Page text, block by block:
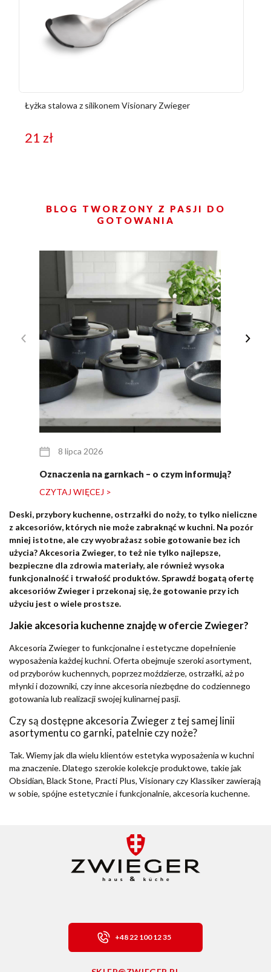
Łyżka stalowa z silikonem Visionary Zwieger
21 zł
BLOG TWORZONY Z PASJI DO
GOTOWANIA
8 lipca 2026
Oznaczenia na garnkach – o czym informują?
CZYTAJ WIĘCEJ >
Deski, przybory kuchenne, ostrzałki do noży, to tylko nieliczne
z akcesoriów, których nie może zabraknąć w kuchni. Na pozór
mniej istotne, ale czy wyobrażasz sobie gotowanie bez ich
użycia? Akcesoria Zwieger, to też nie tylko najlepsze,
bezpieczne dla zdrowia materiały, ale również wysoka
funkcjonalność i trwałość produktów. Sprawdź bogatą ofertę
akcesoriów Zwieger i przekonaj się, że gotowanie przy ich
użyciu jest o wiele prostsze.
Jakie akcesoria kuchenne znajdę w ofercie Zwieger?
Akcesoria Zwieger to funkcjonalne i estetyczne dopełnienie
wyposażenia każdej kuchni. Oferta obejmuje szeroki asortyment,
od przyborów kuchennych, poprzez moździerze, ostrzałki, aż po
młynki i dozowniki, czy inne akcesoria niezbędne do codziennego
gotowania lub realizacji swojej kulinarnej pasji.
Czy są dostępne akcesoria Zwieger z tej samej linii
asortymentu co garnki, patelnie czy noże?
Tak. Wiemy jak dla wielu klientów estetyka wyposażenia w kuchni
ma znaczenie. Dlatego szerokie kolekcje produktowe, takie jak
Obsidian, Black Stone, Practi Plus, Visionary czy Klassiker zawierają
w sobie, spójne estetycznie i funkcjonalnie, akcesoria kuchenne.
+48 22 100 12 35